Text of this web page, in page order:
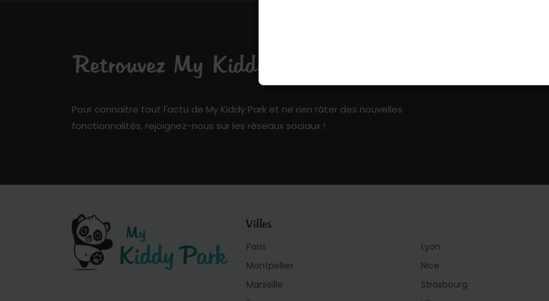
Retrouvez My Kiddy Park sur les réseaux sociaux !
Pour connaitre tout l'actu de My Kiddy Park et ne rien râter des nouvelles
fonctionnalités, rejoignez-nous sur les réseaux sociaux !
Villes
Paris
Montpellier
Marseille
Lyon
Nice
Strasbourg